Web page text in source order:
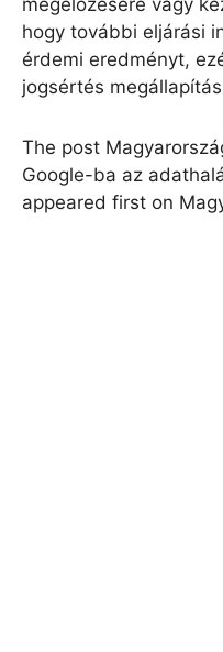
hogy további eljárási
érdemi eredményt,
jogsértés
The post
Google-ba az
appeared first on